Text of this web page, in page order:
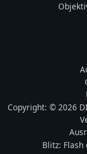
Copyright: © 2026
Blitz: